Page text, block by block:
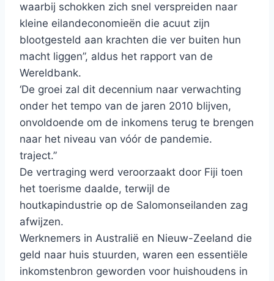
waarbij schokken zich snel verspreiden naar
kleine eilandeconomieën die acuut zijn
blootgesteld aan krachten die ver buiten hun
macht liggen”, aldus het rapport van de
Wereldbank.
‘De groei zal dit decennium naar verwachting
onder het tempo van de jaren 2010 blijven,
onvoldoende om de inkomens terug te brengen
naar het niveau van vóór de pandemie.
traject.”
De vertraging werd veroorzaakt door Fiji toen
het toerisme daalde, terwijl de
houtkapindustrie op de Salomonseilanden zag
afwijzen.
Werknemers in Australië en Nieuw-Zeeland die
geld naar huis stuurden, waren een essentiële
inkomstenbron geworden voor huishoudens in